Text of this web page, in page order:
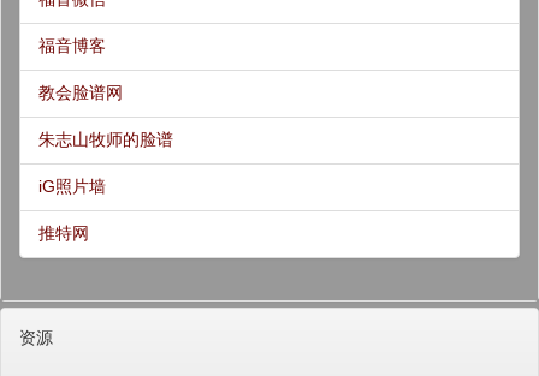
福音博客
教会脸谱网
朱志山牧师的脸谱
iG照片墙
推特网
资源